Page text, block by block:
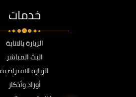
خدمات
الزيارة بالانابة
البث المباشر
الزيارة الافتراضية
أوراد وأذكار